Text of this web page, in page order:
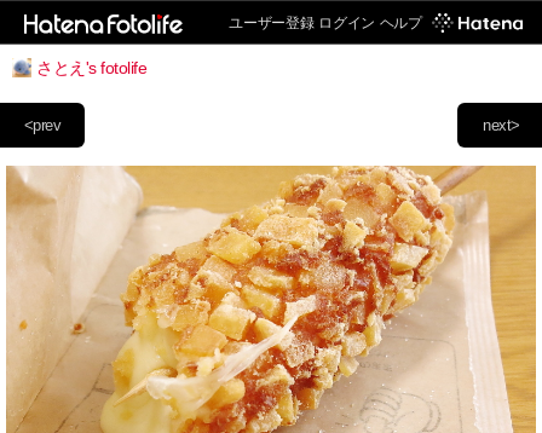
ユーザー登録 ログイン ヘルプ
さとえ's fotolife
next>
<prev